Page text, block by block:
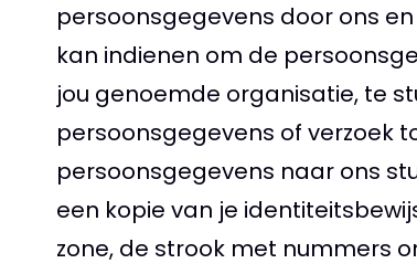
persoonsgegevens door ons
kan indienen om de
jou genoemde organisatie, te
persoonsgegevens of verzoek
persoonsgegevens naar ons
een kopie van je
zone, de strook met nummers